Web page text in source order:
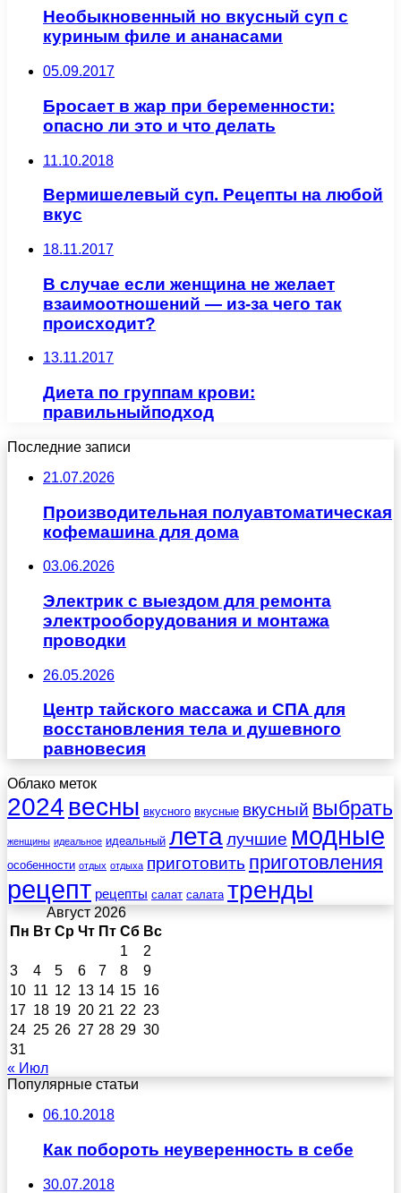
Необыкновенный но вкусный суп с
куриным филе и ананасами
05.09.2017
Бросает в жар при беременности:
опасно ли это и что делать
11.10.2018
Вермишелевый суп. Рецепты на любой
вкус
18.11.2017
В случае если женщина не желает
взаимоотношений — из-за чего так
происходит?
13.11.2017
Диета по группам крови:
правильныйподход
Последние записи
21.07.2026
Производительная полуавтоматическая
кофемашина для дома
03.06.2026
Электрик с выездом для ремонта
электрооборудования и монтажа
проводки
26.05.2026
Центр тайского массажа и СПА для
восстановления тела и душевного
равновесия
Облако меток
2024 весны вкусного вкусные вкусный выбрать
женщины идеальное идеальный леталучшие модные
особенности отдых отдыха приготовить приготовления
рецепт рецепты салат салата тренды
Август 2026
Пн Вт Ср Чт Пт Сб Вс
1
2
3
4 5 6 7 8
9
10 11 12 13 14 15 16
17 18 19 20 21 22 23
24 25 26 27 28 29 30
31
« Июл
Популярные статьи
06.10.2018
Как побороть неуверенность в себе
30.07.2018